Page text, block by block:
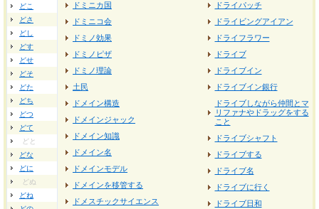
どこ
どさ
どし
どす
どせ
どそ
どた
どち
どつ
どて
どと
どな
どに
どぬ
どね
ドミニカ国
ドミニコ会
ドミノ効果
ドミノピザ
ドミノ理論
土民
ドメイン構造
ドメインジャック
ドメイン知識
ドメイン名
ドメインモデル
ドメインを移管する
ドメスチックサイエンス
ドライパッチ
ドライビングアイアン
ドライフラワー
ドライブ
ドライブイン
ドライブイン銀行
ドライブしながら仲間とマ
リファナやドラッグをする
こと
ドライブシャフト
ドライブする
ドライブ名
ドライブに行く
ドライブ日和